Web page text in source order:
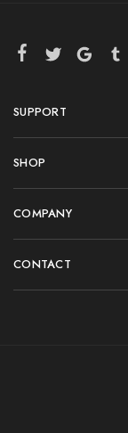
SUPPORT
SHOP
COMPANY
CONTACT